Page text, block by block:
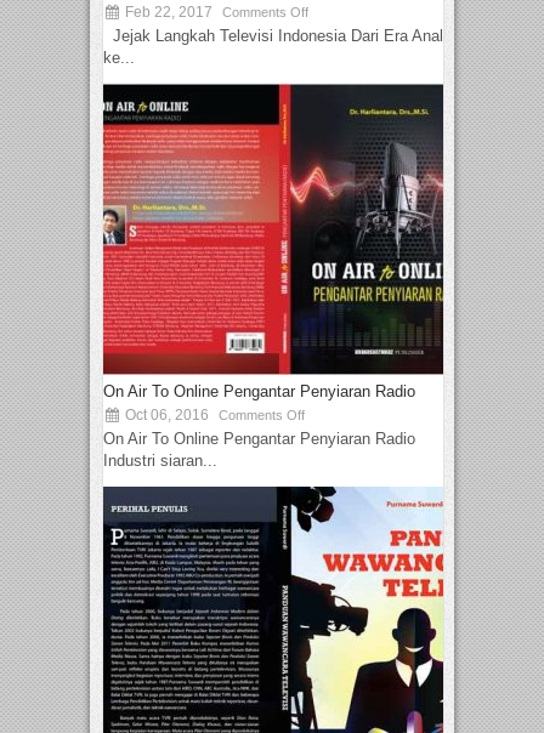
Feb 22, 2017 Comments Off
Jejak Langkah Televisi Indonesia Dari Era Analog
ke...
On Air To Online Pengantar Penyiaran Radio
Oct 06, 2016 Comments Off
On Air To Online Pengantar Penyiaran Radio
Industri siaran...